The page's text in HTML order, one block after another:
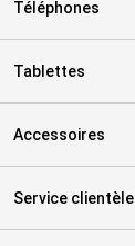
Téléphones
Tablettes
Accessoires
Service clientèle